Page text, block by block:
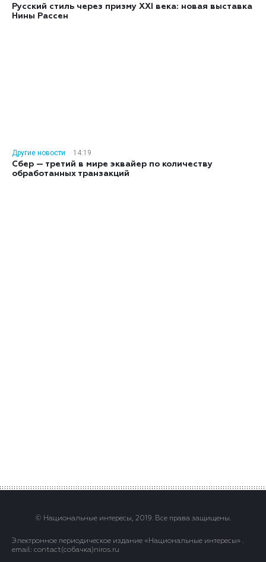
Русский стиль через призму XXI века: новая выставка
Нины Рассен
Другие новости
14:19
Сбер — третий в мире эквайер по количеству
обработанных транзакций
© Национальные интересы, 2019. Все права защищены.
Электронное периодическое издание «Национальные интересы» .
email: contact(сoбaчка)niros.ru